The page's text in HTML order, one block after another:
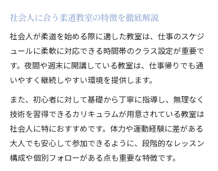
社会人に合う柔道教室の特徴を徹底解説
社会人が柔道を始める際に適した教室は、仕事のスケジ
ュールに柔軟に対応できる時間帯のクラス設定が重要で
す。夜間や週末に開講している教室は、仕事帰りでも通
いやすく継続しやすい環境を提供します。
また、初心者に対して基礎から丁寧に指導し、無理なく
技術を習得できるカリキュラムが用意されている教室は
社会人に特におすすめです。体力や運動経験に差がある
大人でも安心して参加できるように、段階的なレッスン
構成や個別フォローがある点も重要な特徴です。